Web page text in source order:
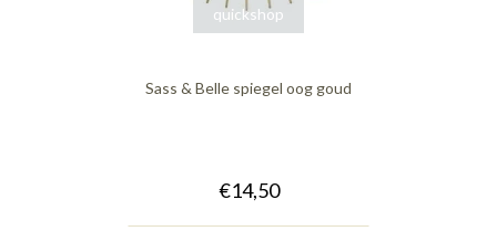
quickshop
Sass & Belle spiegel oog goud
€14,50